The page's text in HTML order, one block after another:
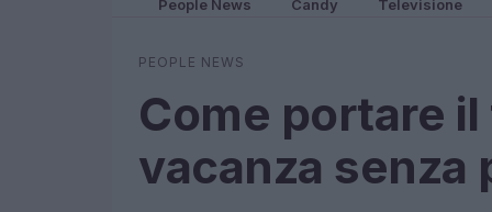
People News Candy Televisione
PEOPLE NEWS
Come portare
vacanza senza